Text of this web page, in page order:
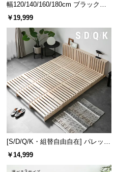
幅120/140/160/180cm ブラックフ
レーム ダイニング 大理石調 4人掛
￥19,999
[S/D/Q/K・組替自由自在] パレット
ベッド 8/12/16枚セット
￥14,999